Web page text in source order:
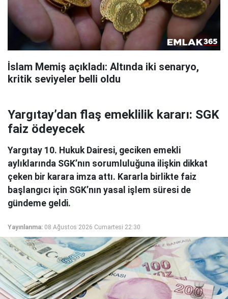
İslam Memiş açıkladı: Altında iki senaryo,
kritik seviyeler belli oldu
Yargıtay’dan flaş emeklilik kararı: SGK
faiz ödeyecek
Yargıtay 10. Hukuk Dairesi, geciken emekli
aylıklarında SGK’nın sorumluluğuna ilişkin dikkat
çeken bir karara imza attı. Kararla birlikte faiz
başlangıcı için SGK’nın yasal işlem süresi de
gündeme geldi.
Yayınlanma: 08 Ağustos 2026 Cumartesi 22:30